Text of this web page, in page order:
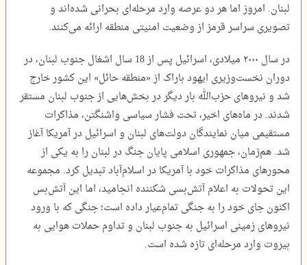
لبنان. امروز اما هر دو عرصه وارد مرحله‌ای بحرانی شده‌اند و
تصویری سراسر قرمز از وضعیت امنیتی منطقه ارائه می‌کنند.
در سال ۲۰۰۰ میلادی، اسرائیل پس از 18 سال اشغال جنوب لبنان، در
دوران نخست‌وزیری ایهود باراک از «منطقه حائل» این کشور خارج
شد و نیروهای حزب‌الله بار دیگر در بخش‌هایی از جنوب لبنان مستقر
شدند. در ماه‌های اخیر، تحت فشار سیاسی واشنگتن، مذاکرات
مستقیمی میان نمایندگان دولت‌های لبنان و اسرائیل در آمریکا آغاز
شد. هم‌زمان، جمهوری اسلامی پایان جنگ در لبنان را به یکی از
محورهای مذاکرات خود با آمریکا در اسلام‌آباد تبدیل کرد. مجموعه
این تحولات به اعلام آتش‌بسی شکننده انجامید، اما این آتش‌بس
اکنون جای خود را به جنگی تمام‌عیار داده است؛ جنگی که با ورود
نیروهای زمینی اسرائیل به جنوب لبنان و تداوم حملات هوایی به
بیروت وارد مرحله‌ای تازه شده است.